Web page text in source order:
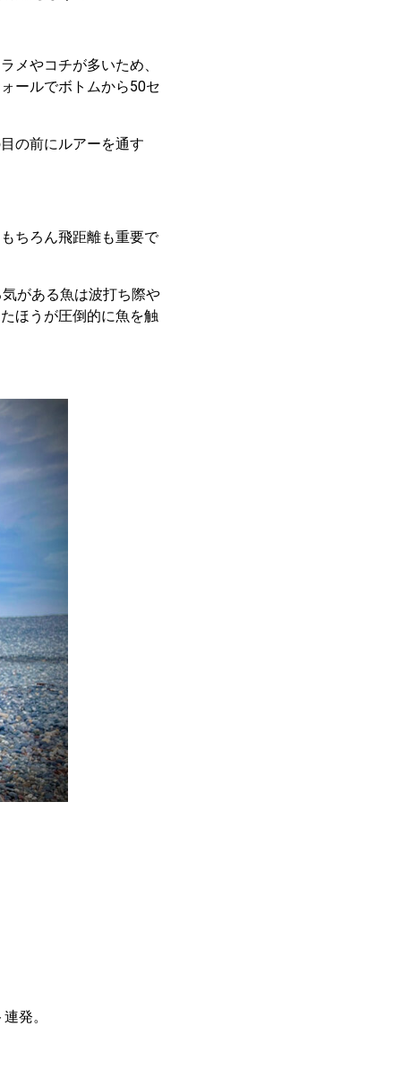
メやコチが多いため、
ールでボトムから50セ
の前にルアーを通す
ちろん飛距離も重要で
がある魚は波打ち際や
ほうが圧倒的に魚を触
発。